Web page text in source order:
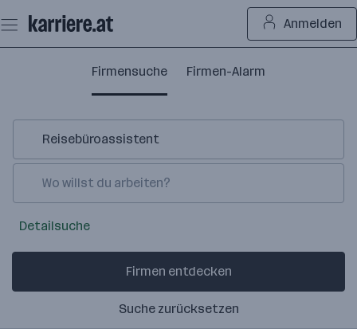
Seiteninhalt
springen
Anmelden
Firmensuche Firmen-Alarm
Detailsuche
Firmen entdecken
Suche zurücksetzen